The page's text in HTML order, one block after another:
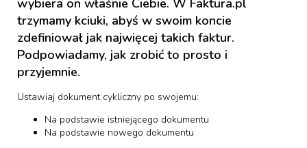
wybiera on właśnie Ciebie. W Faktura.pl
trzymamy kciuki, abyś w swoim koncie
zdefiniował jak najwięcej takich faktur.
Podpowiadamy, jak zrobić to prosto i
przyjemnie.
Ustawiaj dokument cykliczny po swojemu:
Na podstawie istniejącego dokumentu
Na podstawie nowego dokumentu